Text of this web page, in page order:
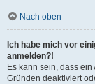
Nach oben
Ich habe mich vor
anmelden?!
Es kann sein, dass
Gründen deaktiviert